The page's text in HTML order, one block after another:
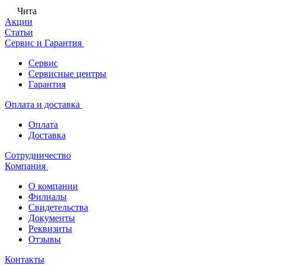
Чита
Акции
Статьи
Сервис и Гарантия
Сервис
Сервисные центры
Гарантия
Оплата и доставка
Оплата
Доставка
Сотрудничество
Компания
О компании
Филиалы
Свидетельства
Документы
Реквизиты
Отзывы
Контакты